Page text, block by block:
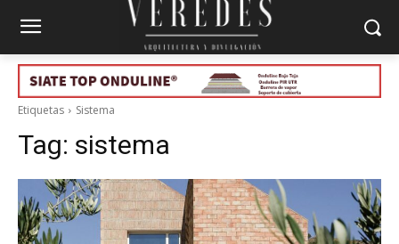
Etiquetas Sistema
Tag: sistema